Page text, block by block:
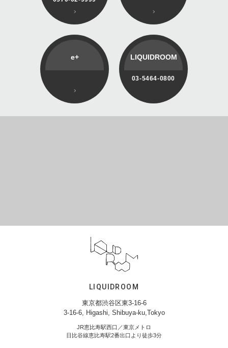
e+ LIQUIDROOM
03-5464-0800
LIQUIDROOM
東京都渋谷区東3-16-6
3-16-6, Higashi, Shibuya-ku,Tokyo
JR恵比寿駅西口／東京メトロ
日比谷線恵比寿駅2番出口より徒歩3分